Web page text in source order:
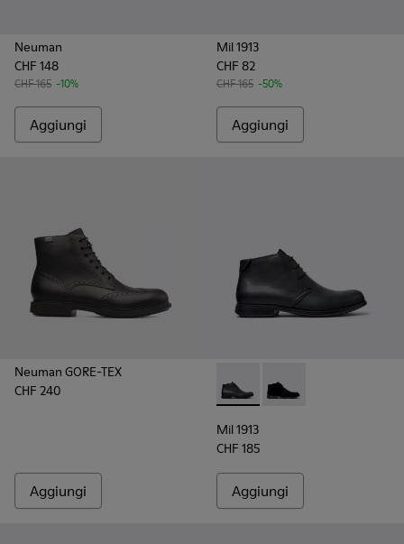
Neuman
CHF 148
CHF 165 -10%
Aggiungi
Mil 1913
CHF 82
CHF 165 -50%
Aggiungi
Neuman GORE-TEX
CHF 240
Aggiungi
Mil 1913 - 36587-052 -
Mil 1913 - 36587-
Mil 1913
CHF 185
Aggiungi